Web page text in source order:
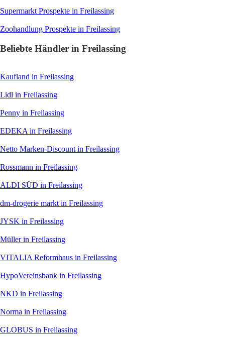
Supermarkt Prospekte in Freilassing
Zoohandlung Prospekte in Freilassing
Beliebte Händler in Freilassing
Kaufland in Freilassing
Lidl in Freilassing
Penny in Freilassing
EDEKA in Freilassing
Netto Marken-Discount in Freilassing
Rossmann in Freilassing
ALDI SÜD in Freilassing
dm-drogerie markt in Freilassing
JYSK in Freilassing
Müllerin Freilassing
VITALIA Reformhaus in Freilassing
HypoVereinsbank in Freilassing
NKD in Freilassing
Norma in Freilassing
GLOBUS in Freilassing